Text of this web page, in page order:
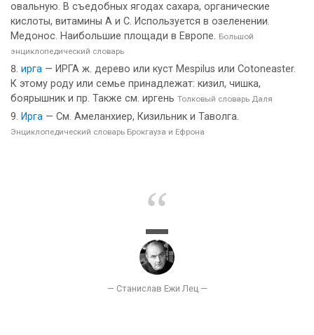
овальную. В съедобных ягодах сахара, органические
кислоты, витамины А и С. Используется в озеленении.
Медонос. Наибольшие площади в Европе. Большой
энциклопедический словарь
ирга — ИРГА ж. дерево или куст Mespilus или Cotoneaster.
К этому роду или семье принадлежат: кизил, чишка,
боярышник и пр. Также см. иргень Толковый словарь Даля
Ирга — См. Амеланхиер, Кизильник и Таволга.
Энциклопедический словарь Брокгауза и Ефрона